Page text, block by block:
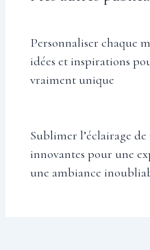
Personnaliser chaque
idées et inspirations
vraiment unique
Sublimer l’éclairage de
innovantes pour une
une ambiance